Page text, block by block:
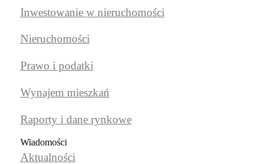
Inwestowanie w nieruchomości
Nieruchomości
Prawo i podatki
Wynajem mieszkań
Raporty i dane rynkowe
Wiadomości
Aktualności